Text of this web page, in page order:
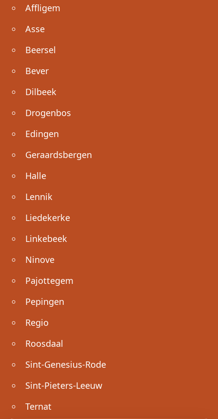
Affligem
Asse
Beersel
Bever
Dilbeek
Drogenbos
Edingen
Geraardsbergen
Halle
Lennik
Liedekerke
Linkebeek
Ninove
Pajottegem
Pepingen
Regio
Roosdaal
Sint-Genesius-Rode
Sint-Pieters-Leeuw
Ternat